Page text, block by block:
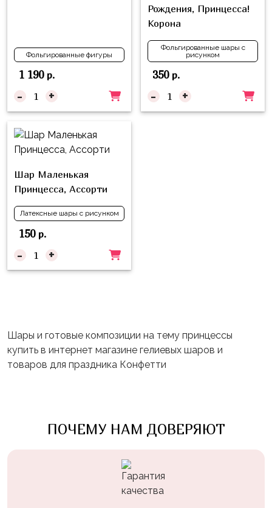
Фольгированные фигуры
1 190р.
- +
Рождения, Принцесса!
Корона
Фольгированные шары с
рисунком
350р.
- +
Шар Маленькая
Принцесса, Ассорти
Латексные шары с рисунком
150р.
- +
Шары и готовые композиции на тему принцессы
купить в интернет магазине гелиевых шаров и
товаров для праздника Конфетти
ПОЧЕМУ НАМ ДОВЕРЯЮТ